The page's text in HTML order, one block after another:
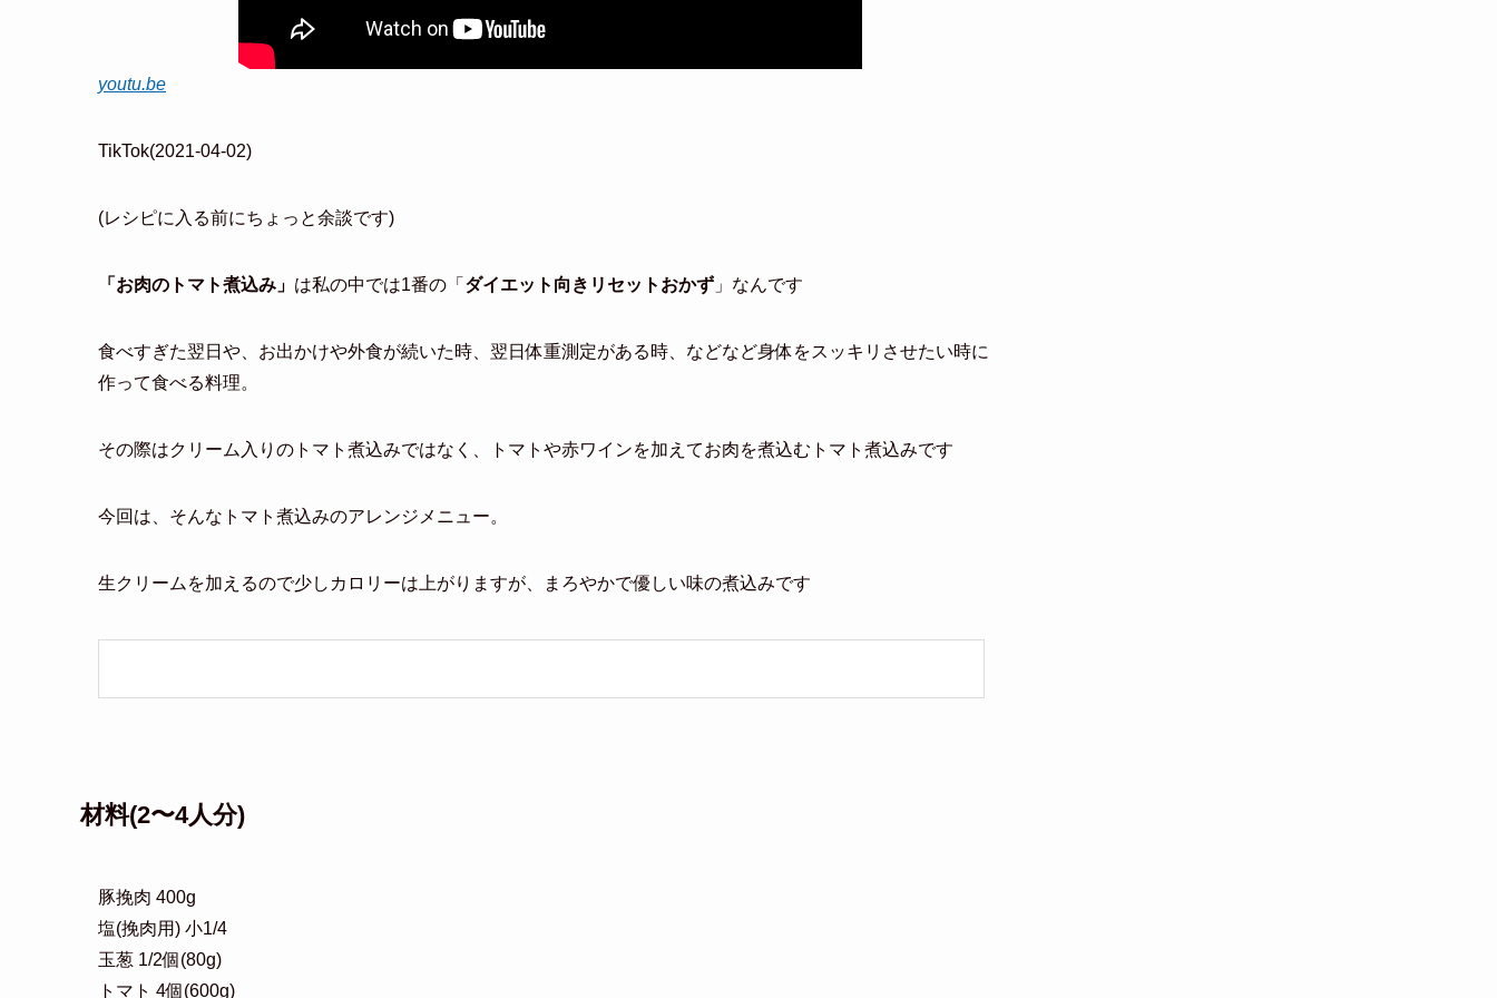
youtu.be
TikTok(2021-04-02)
(レシピに入る前にちょっと余談です)
「お肉のトマト煮込み」 は私の中では1番の「 ダイエット向きリセットおかず 」なんです
食べすぎた翌日や、お出かけや外食が続いた時、翌日体重測定がある時、などなど身体をスッキリさせたい時に
作って食べる料理。
その際はクリーム入りのトマト煮込みではなく、トマトや赤ワインを加えてお肉を煮込むトマト煮込みです
今回は、そんなトマト煮込みのアレンジメニュー。
生クリームを加えるので少しカロリーは上がりますが、まろやかで優しい味の煮込みです
材料(2〜4人分)
豚挽肉 400g
塩(挽肉用) 小1/4
玉葱 1/2個(80g)
トマト 4個(600g)